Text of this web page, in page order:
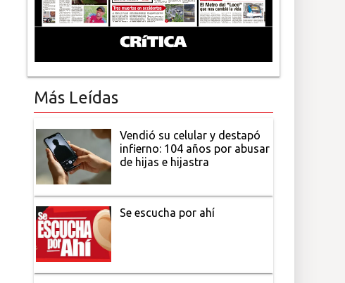
Más Leídas
Vendió su celular y destapó
infierno: 104 años por abusar
de hijas e hijastra
Se escucha por ahí